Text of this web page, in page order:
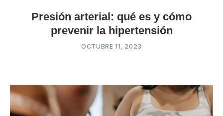
Presión arterial: qué es y cómo
prevenir la hipertensión
OCTUBRE 11, 2023